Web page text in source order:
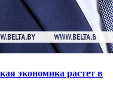
экономика растет в